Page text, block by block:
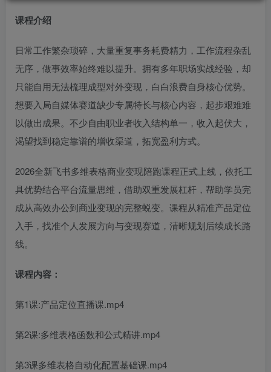
课程介绍
日常工作繁杂琐碎，大量重复事务耗费精力，工作流程杂乱
无序，做事效率始终难以提升。拥有多年职场实战经验，却
只能自用无法梳理成型对外变现，白白浪费自身核心优势。
想要入局自媒体赛道缺少专属特长与核心内容，起步艰难难
以做出成果。不少自由职业者收入结构单一，收入起伏大，
渴望找到稳定靠谱的增收渠道，拓宽盈利方式。
2026全新飞书多维表格商业变现陪跑课程正式上线，依托工
具优势结合平台流量思维，借助双重发展杠杆，帮助学员完
成从高效办公到商业变现的完整蜕变。课程从精准产品定位
入手，找准个人发展方向与变现赛道，清晰规划后续成长路
线。
课程内容：
第1课:产品定位直播课.mp4
第2课:多维表格函数和公式精讲.mp4
第3课多维表格自动化配置基础课.mp4